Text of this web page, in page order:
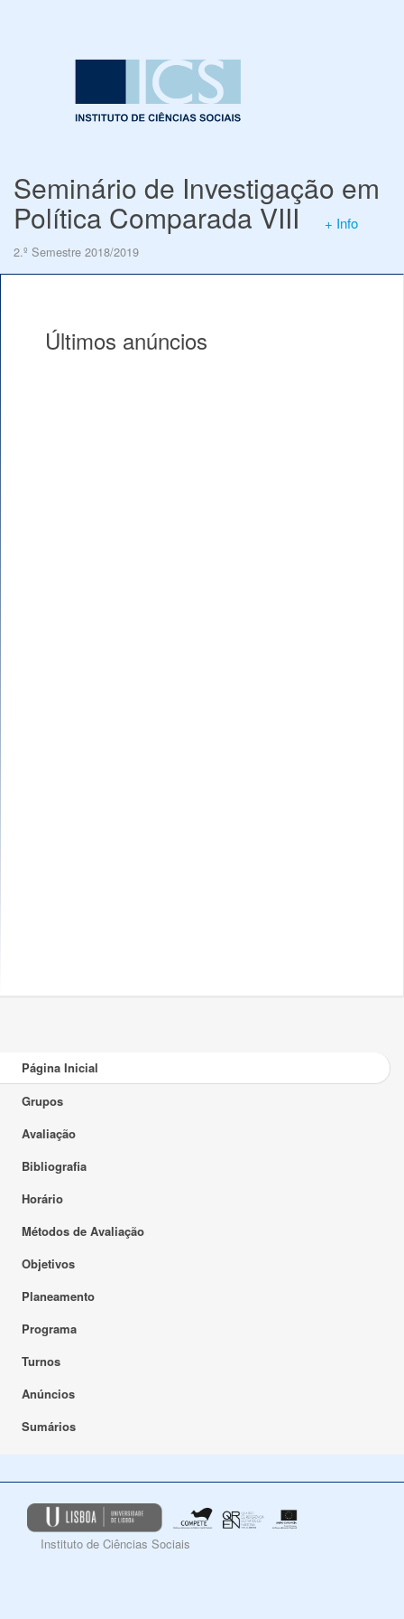
Seminário de Investigação em
Política Comparada VIII + Info
2.º Semestre 2018/2019
Últimos anúncios
Página Inicial
Grupos
Avaliação
Bibliografia
Horário
Métodos de Avaliação
Objetivos
Planeamento
Programa
Turnos
Anúncios
Sumários
Instituto de Ciências Sociais